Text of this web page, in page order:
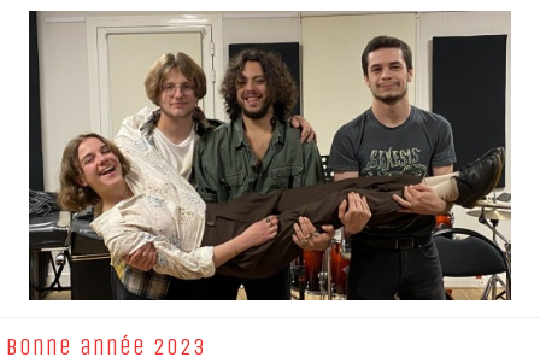
Bonne année 2023